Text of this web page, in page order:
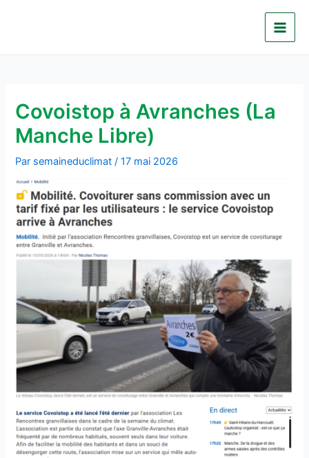
Main
Covoistop à Avranches (La
Manche Libre)
Par semaineduclimat/17 mai 2026